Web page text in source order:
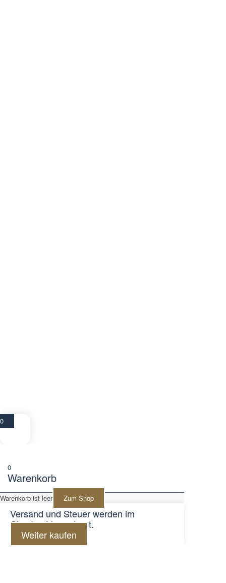
0
0
Warenkorb
Warenkorb ist leer Zum Shop
Versand und Steuer werden im
Checkout berechnet.
Weiter kaufen